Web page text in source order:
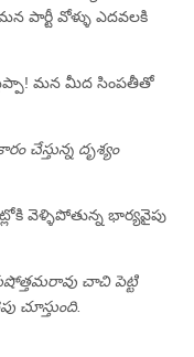
వోళ్ళు ఎదవలకి
మన మీద సింపతీతో
చేస్తున్న దృశ్యం
వెళ్ళిపోతున్న భార్యవైపు
చాచి పెట్టి
చూస్తుంది.